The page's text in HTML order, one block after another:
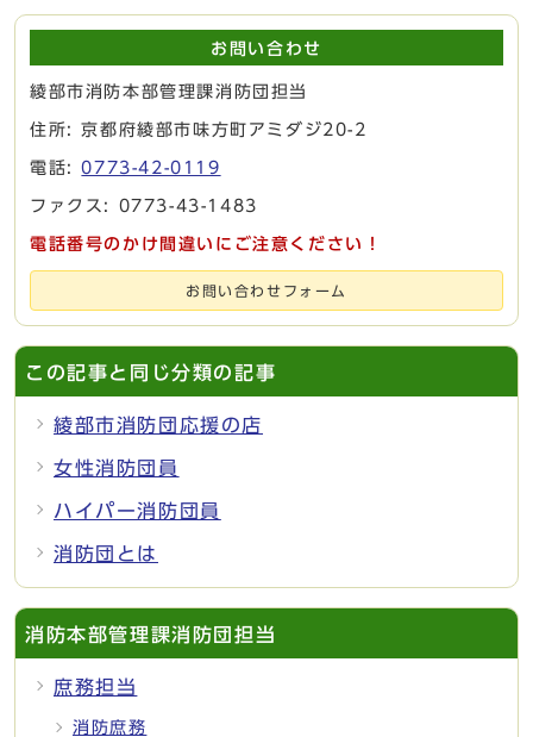
お問い合わせ
綾部市消防本部管理課消防団担当
住所: 京都府綾部市味方町アミダジ20-2
電話:0773-42-0119
ファクス: 0773-43-1483
電話番号のかけ間違いにご注意ください！
お問い合わせフォーム
この記事と同じ分類の記事
綾部市消防団応援の店
女性消防団員
ハイパー消防団員
消防団とは
消防本部管理課消防団担当
庶務担当
消防庶務